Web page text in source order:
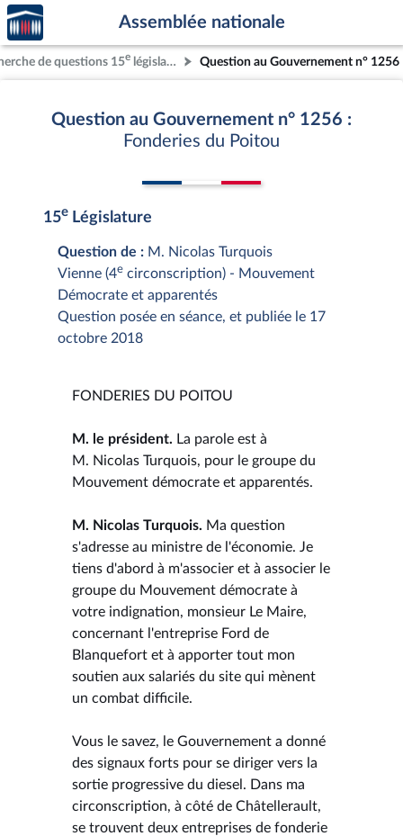
Aller au contenu
Aller en bas de la page
Accèder
à la
page
d'accueil
Assemblée nationale
de questions 15e législature Question au Gouvernement n° 1256
Question au Gouvernement n° 1256 :
Fonderies du Poitou
15e Législature
Question de : M. Nicolas Turquois
Vienne (4e circonscription) - Mouvement
Démocrate et apparentés
Question posée en séance, et publiée le 17
octobre 2018
FONDERIES DU POITOU
M. le président. La parole est à
M. Nicolas Turquois, pour le groupe du
Mouvement démocrate et apparentés.
M. Nicolas Turquois. Ma question
s'adresse au ministre de l'économie. Je
tiens d'abord à m'associer et à associer le
groupe du Mouvement démocrate à
votre indignation, monsieur Le Maire,
concernant l'entreprise Ford de
Blanquefort et à apporter tout mon
soutien aux salariés du site qui mènent
un combat difficile.
Vous le savez, le Gouvernement a donné
des signaux forts pour se diriger vers la
sortie progressive du diesel. Dans ma
circonscription, à côté de Châtellerault,
se trouvent deux entreprises de fonderie